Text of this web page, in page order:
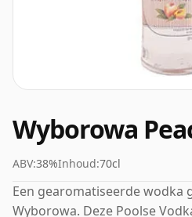
Wyborowa
ABV:38%Inhoud:70cl
Een gearomatiseerde wodka
Wyborowa. Deze Poolse